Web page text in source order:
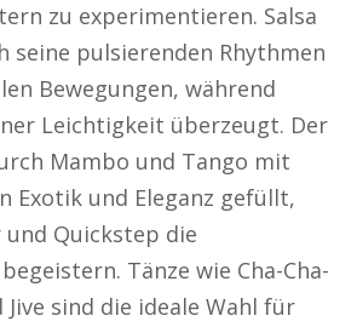
zu experimentieren. Salsa
seine pulsierenden Rhythmen
Bewegungen, während
Leichtigkeit überzeugt. Der
Mambo und Tango mit
Exotik und Eleganz gefüllt,
Quickstep die
Tänze wie Cha-Cha-
Jive sind die ideale Wahl für